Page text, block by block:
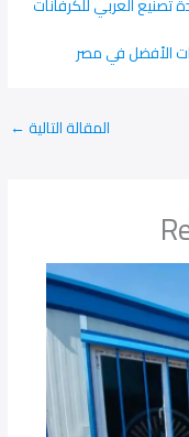
العربي للكرفانات
الأفضل في مصر
المقالة التالية←